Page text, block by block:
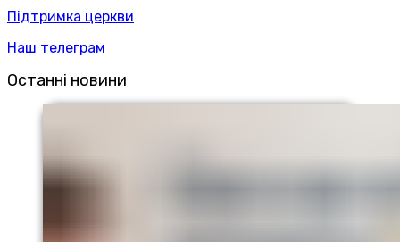
Підтримка церкви
Наш телеграм
Останні новини